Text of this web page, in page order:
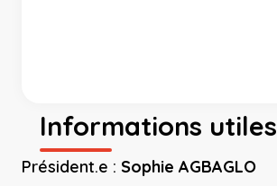
Informations utiles
Président.e : Sophie AGBAGLO